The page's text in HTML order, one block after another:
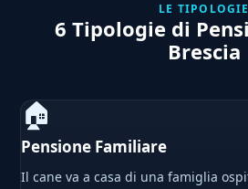
LE TIPOLOGIE
6 Tipologie di
Brescia
🏠
Pensione Familiare
Il cane va a casa di una famiglia